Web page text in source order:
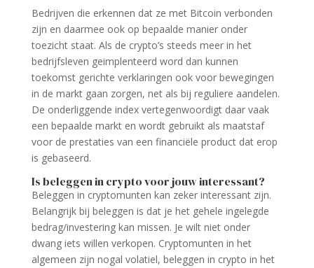
Bedrijven die erkennen dat ze met Bitcoin verbonden
zijn en daarmee ook op bepaalde manier onder
toezicht staat. Als de crypto’s steeds meer in het
bedrijfsleven geimplenteerd word dan kunnen
toekomst gerichte verklaringen ook voor bewegingen
in de markt gaan zorgen, net als bij reguliere aandelen.
De onderliggende index vertegenwoordigt daar vaak
een bepaalde markt en wordt gebruikt als maatstaf
voor de prestaties van een financiële product dat erop
is gebaseerd.
Is beleggen in crypto voor jouw interessant?
Beleggen in cryptomunten kan zeker interessant zijn.
Belangrijk bij beleggen is dat je het gehele ingelegde
bedrag/investering kan missen. Je wilt niet onder
dwang iets willen verkopen. Cryptomunten in het
algemeen zijn nogal volatiel, beleggen in crypto in het